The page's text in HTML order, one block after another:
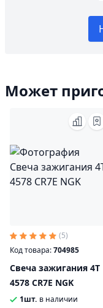
Может
(5)
Код товара:704985
Свеча зажигания 4T
4578 CR7E NGK
1шт. в наличии